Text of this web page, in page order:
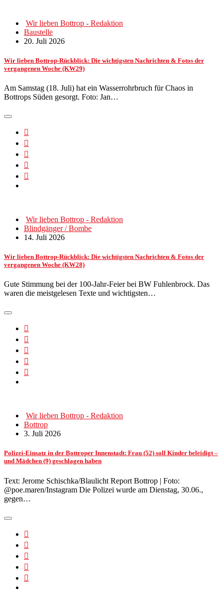
Wir lieben Bottrop - Redaktion
Baustelle
20. Juli 2026
Wir lieben Bottrop-Rückblick: Die wichtigsten Nachrichten & Fotos der
vergangenen Woche (KW29)
Am Samstag (18. Juli) hat ein Wasserrohrbruch für Chaos in
Bottrops Süden gesorgt. Foto: Jan…
Wir lieben Bottrop - Redaktion
Blindgänger / Bombe
14. Juli 2026
Wir lieben Bottrop-Rückblick: Die wichtigsten Nachrichten & Fotos der
vergangenen Woche (KW28)
Gute Stimmung bei der 100-Jahr-Feier bei BW Fuhlenbrock. Das
waren die meistgelesen Texte und wichtigsten…
Wir lieben Bottrop - Redaktion
Bottrop
3. Juli 2026
Polizei-Einsatz in der Bottroper Innenstadt: Frau (52) soll Kinder beleidigt –
und Mädchen (9) geschlagen haben
Text: Jerome Schischka/Blaulicht Report Bottrop | Foto:
@poe.maren/Instagram Die Polizei wurde am Dienstag, 30.06.,
gegen…